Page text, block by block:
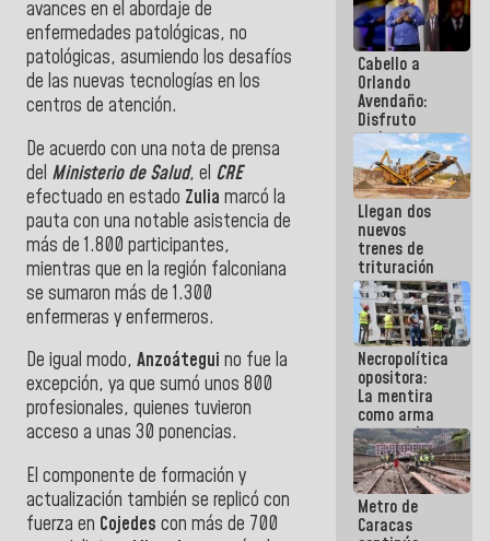
avances en el abordaje de
enfermedades patológicas, no
patológicas, asumiendo los desafíos
de las nuevas tecnologías en los
centros de atención.
De acuerdo con una nota de prensa
del Ministerio de Salud, el CRE
efectuado en estado Zulia marcó la
pauta con una notable asistencia de
más de 1.800 participantes,
mientras que en la región falconiana
se sumaron más de 1.300
enfermeras y enfermeros.
De igual modo, Anzoátegui no fue la
excepción, ya que sumó unos 800
profesionales, quienes tuvieron
acceso a unas 30 ponencias.
El componente de formación y
actualización también se replicó con
fuerza en Cojedes con más de 700
Cabello a
Orlando
Avendaño:
Disfruto
cada vez
que escribes
porque lo
que haces
es
embarrarla
Llegan dos
nuevos
trenes de
trituración
para
optimizar
manejo de
escombros
en La Guaira
Necropolítica
opositora:
La mentira
como arma
contra el
Pueblo
Metro de
Caracas